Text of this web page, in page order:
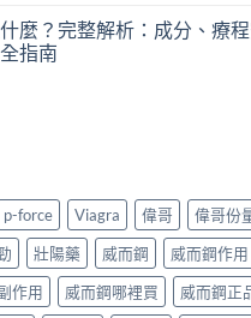
麼？完整解析：成分、療
指南
p-force Viagra 偉哥
偉哥份
壯陽藥 威而鋼
威而鋼作用
作用 威而鋼哪裡買
威而鋼正